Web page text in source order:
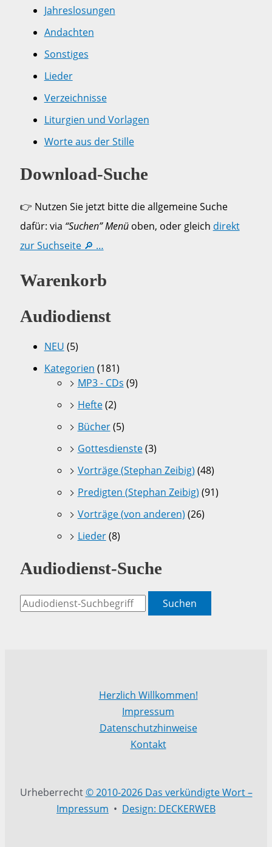
Jahreslosungen
Andachten
Sonstiges
Lieder
Verzeichnisse
Liturgien und Vorlagen
Worte aus der Stille
Download-Suche
👉 Nutzen Sie jetzt bitte die allgemeine Suche
dafür: via “Suchen” Menüoben, oder gleich direkt
zur Suchseite 🔎 …
Warenkorb
Audiodienst
NEU (5)
Kategorien (181)
MP3 - CDs (9)
Hefte(2)
Bücher(5)
Gottesdienste(3)
Vorträge (Stephan Zeibig) (48)
Predigten (Stephan Zeibig) (91)
Vorträge (von anderen) (26)
Lieder(8)
Audiodienst-Suche
Suchen
Herzlich Willkommen!
Impressum
Datenschutzhinweise
Kontakt
Urheberrecht© 2010-2026 Das verkündigte Wort –
Impressum • Design: DECKERWEB